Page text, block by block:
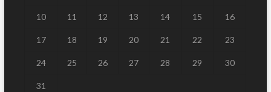
10 11 12 13 14 15 16
17 18 19 20 21 22 23
24 25 26 27 28 29 30
31